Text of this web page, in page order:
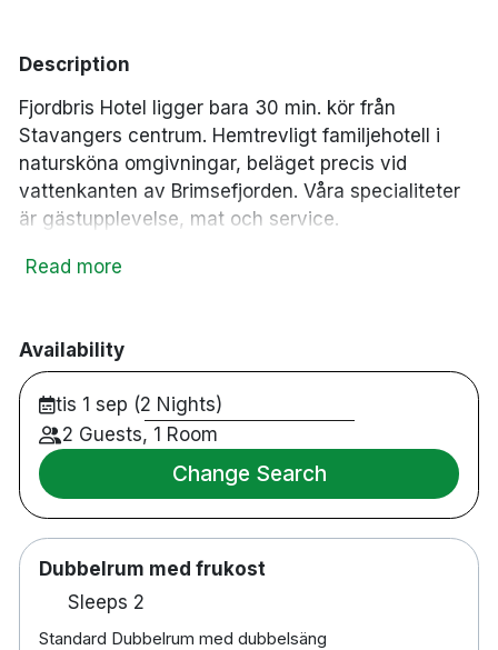
wifiFritt WiFi
chair smoke_free
deckUtomhus servering room_serviceHandduk
tvSmart-TV
Description
Fjordbris Hotel ligger bara 30 min. kör från
Stavangers centrum. Hemtrevligt familjehotell i
natursköna omgivningar, beläget precis vid
vattenkanten av Brimsefjorden. Våra specialiteter
är gästupplevelse, mat och service.
Badrum med dusch
Apple TV
Garderob
Liten arbetsstation
Restaurang från NOK 295 per person
Tillgänglig för rullstol
Husdjur är tillåtna
Extrasäng NOK 400 per säng halva priset för
barn 4-10 år
Read more
Availability
tis 1 sep (2 Nights)
2 Guests, 1 Room
Change Search
Dubbelrum med frukost
Sleeps 2
Standard Dubbelrum med dubbelsäng